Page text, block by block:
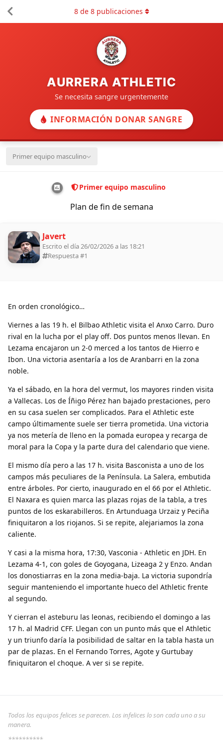
AURRERA ATHLETIC
Se necesita sangre urgentemente
INFORMACIÓN DONAR SANGRE
Primer equipo masculino
Primer equipo masculino
Plan de fin de semana
8de 8publicaciones
Javert
Escrito el día 26/02/2026 a las 18:21
Respuesta #1
En orden cronológico…
Viernes a las 19 h. el Bilbao Athletic visita el Anxo Carro. Duro
rival en la lucha por el play off. Dos puntos menos llevan. En
Lezama encajaron un 2-0 merced a los tantos de Hierro e
Ibon. Una victoria asentaría a los de Aranbarri en la zona
noble.
Ya el sábado, en la hora del vermut, los mayores rinden visita
a Vallecas. Los de Íñigo Pérez han bajado prestaciones, pero
en su casa suelen ser complicados. Para el Athletic este
campo últimamente suele ser tierra prometida. Una victoria
ya nos metería de lleno en la pomada europea y recarga de
moral para la Copa y la parte dura del calendario que viene.
El mismo día pero a las 17 h. visita Basconista a uno de los
campos más peculiares de la Península. La Salera, embutida
entre árboles. Por cierto, inaugurado en el 66 por el Athletic.
El Naxara es quien marca las plazas rojas de la tabla, a tres
puntos de los eskarabilleros. En Artunduaga Urzaiz y Peciña
finiquitaron a los riojanos. Si se repite, alejariamos la zona
caliente.
Y casi a la misma hora, 17:30, Vasconia - Athletic en JDH. En
Lezama 4-1, con goles de Goyogana, Lizeaga 2 y Enzo. Andan
los donostiarras en la zona media-baja. La victoria supondría
seguir manteniendo el importante hueco del Athletic frente
al segundo.
Y cierran el asteburu las leonas, recibiendo el domingo a las
17 h. al Madrid CFF. Llegan con un punto más que el Athletic
y un triunfo daría la posibilidad de saltar en la tabla hasta un
par de plazas. En el Fernando Torres, Agote y Gurtubay
finiquitaron el choque. A ver si se repite.
Todos los equipos felices se parecen. Los infelices lo son cada uno a su
manera.
**********